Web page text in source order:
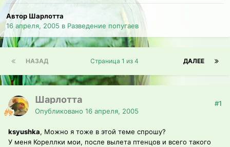
Автор Шарлотта
16 апреля, 2005 в Разведение попугаев
НАЗАД ДАЛЕЕ
Страница 1 из 4
Шарлотта
Опубликовано 16 апреля, 2005
#1
ksyushka, Можно я тоже в этой теме спрошу?
У меня Кореллки мои, после вылета птенцов и всего такого